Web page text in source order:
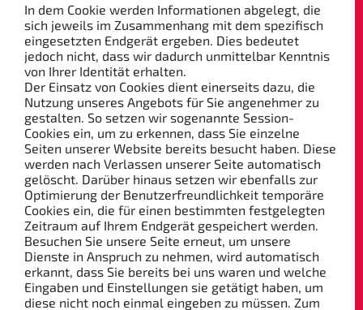
In dem Cookie werden Informationen abgelegt, die
sich jeweils im Zusammenhang mit dem spezifisch
eingesetzten Endgerät ergeben. Dies bedeutet
jedoch nicht, dass wir dadurch unmittelbar Kenntnis
von Ihrer Identität erhalten.
Der Einsatz von Cookies dient einerseits dazu, die
Nutzung unseres Angebots für Sie angenehmer zu
gestalten. So setzen wir sogenannte Session-
Cookies ein, um zu erkennen, dass Sie einzelne
Seiten unserer Website bereits besucht haben. Diese
werden nach Verlassen unserer Seite automatisch
gelöscht. Darüber hinaus setzen wir ebenfalls zur
Optimierung der Benutzerfreundlichkeit temporäre
Cookies ein, die für einen bestimmten festgelegten
Zeitraum auf Ihrem Endgerät gespeichert werden.
Besuchen Sie unsere Seite erneut, um unsere
Dienste in Anspruch zu nehmen, wird automatisch
erkannt, dass Sie bereits bei uns waren und welche
Eingaben und Einstellungen sie getätigt haben, um
diese nicht noch einmal eingeben zu müssen. Zum